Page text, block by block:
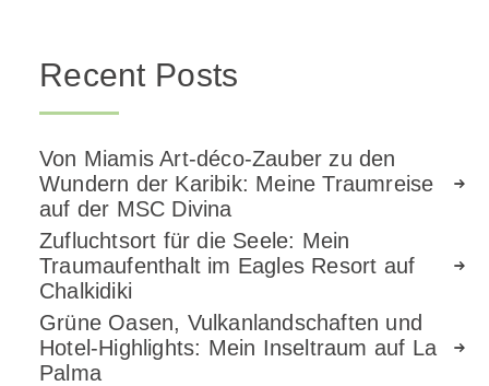
Recent Posts
Von Miamis Art-déco-Zauber zu den
Wundern der Karibik: Meine Traumreise
auf der MSC Divina
Zufluchtsort für die Seele: Mein
Traumaufenthalt im Eagles Resort auf
Chalkidiki
Grüne Oasen, Vulkanlandschaften und
Hotel-Highlights: Mein Inseltraum auf La
Palma